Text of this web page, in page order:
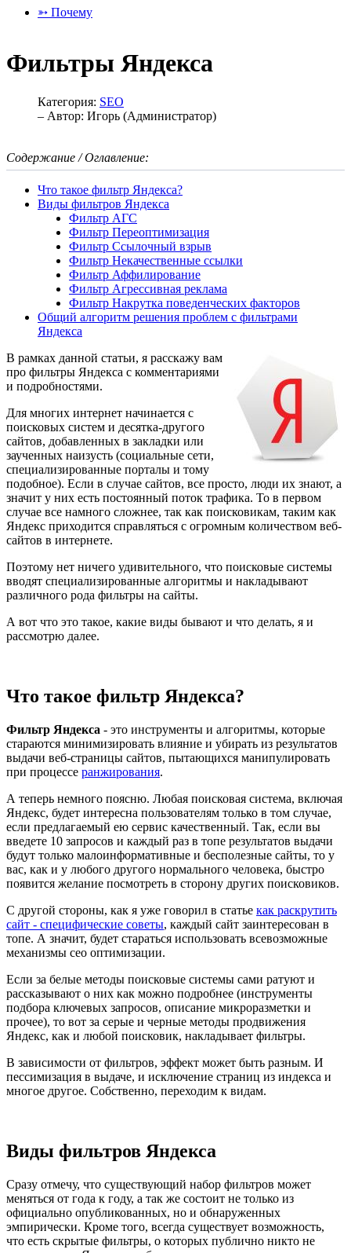
➳ Почему
Фильтры Яндекса
Категория: SEO
– Автор: Игорь (Администратор)
Содержание / Оглавление:
Что такое фильтр Яндекса?
Виды фильтров Яндекса
Фильтр АГС
Фильтр Переоптимизация
Фильтр Ссылочный взрыв
Фильтр Некачественные ссылки
Фильтр Аффилирование
Фильтр Агрессивная реклама
Фильтр Накрутка поведенческих факторов
Общий алгоритм решения проблем с фильтрами
Яндекса
В рамках данной статьи, я расскажу вам
про фильтры Яндекса с комментариями
и подробностями.
Для многих интернет начинается с
поисковых систем и десятка-другого
сайтов, добавленных в закладки или
заученных наизусть (социальные сети,
специализированные порталы и тому
подобное). Если в случае сайтов, все просто, люди их знают, а
значит у них есть постоянный поток трафика. То в первом
случае все намного сложнее, так как поисковикам, таким как
Яндекс приходится справляться с огромным количеством веб-
сайтов в интернете.
Поэтому нет ничего удивительного, что поисковые системы
вводят специализированные алгоритмы и накладывают
различного рода фильтры на сайты.
А вот что это такое, какие виды бывают и что делать, я и
рассмотрю далее.
Что такое фильтр Яндекса?
Фильтр Яндекса - это инструменты и алгоритмы, которые
стараются минимизировать влияние и убирать из результатов
выдачи веб-страницы сайтов, пытающихся манипулировать
при процессе ранжирования.
А теперь немного поясню. Любая поисковая система, включая
Яндекс, будет интересна пользователям только в том случае,
если предлагаемый ею сервис качественный. Так, если вы
введете 10 запросов и каждый раз в топе результатов выдачи
будут только малоинформативные и бесполезные сайты, то у
вас, как и у любого другого нормального человека, быстро
появится желание посмотреть в сторону других поисковиков.
С другой стороны, как я уже говорил в статье как раскрутить
сайт - специфические советы, каждый сайт заинтересован в
топе. А значит, будет стараться использовать всевозможные
механизмы сео оптимизации.
Если за белые методы поисковые системы сами ратуют и
рассказывают о них как можно подробнее (инструменты
подбора ключевых запросов, описание микроразметки и
прочее), то вот за серые и черные методы продвижения
Яндекс, как и любой поисковик, накладывает фильтры.
В зависимости от фильтров, эффект может быть разным. И
пессимизация в выдаче, и исключение страниц из индекса и
многое другое. Собственно, переходим к видам.
Виды фильтров Яндекса
Сразу отмечу, что существующий набор фильтров может
меняться от года к году, а так же состоит не только из
официально опубликованных, но и обнаруженных
эмпирически. Кроме того, всегда существует возможность,
что есть скрытые фильтры, о которых публично никто не